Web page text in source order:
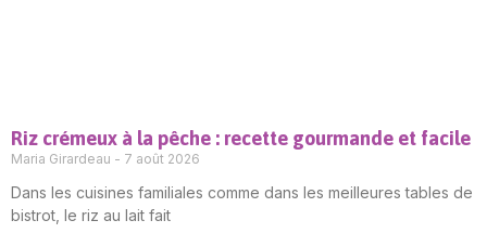
Riz crémeux à la pêche : recette gourmande et facile
Maria Girardeau 7 août 2026
Dans les cuisines familiales comme dans les meilleures tables de
bistrot, le riz au lait fait